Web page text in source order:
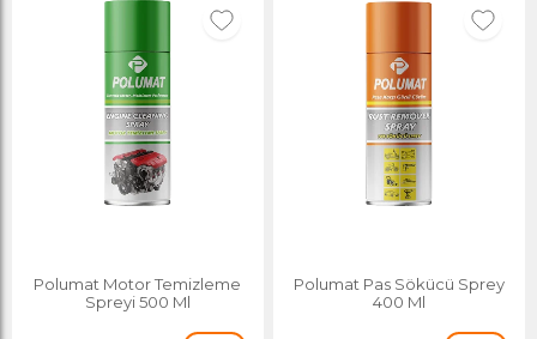
Polumat Motor Temizleme
Spreyi 500 Ml
Polumat Pas Sökücü Sprey
400 Ml